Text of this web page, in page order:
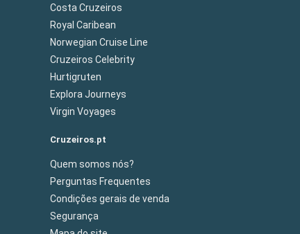
Costa Cruzeiros
Royal Caribean
Norwegian Cruise Line
Cruzeiros Celebrity
Hurtigruten
Explora Journeys
Virgin Voyages
Cruzeiros.pt
Quem somos nós?
Perguntas Frequentes
Condições gerais de venda
Segurança